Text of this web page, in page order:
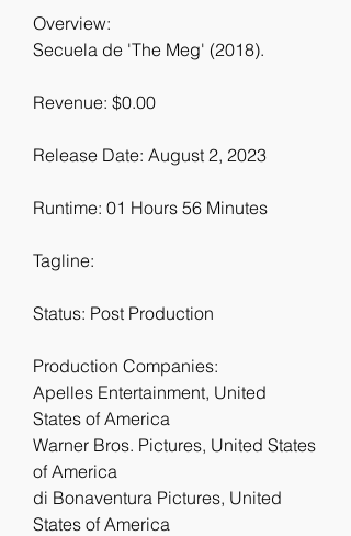
Overview:
Secuela de 'The Meg' (2018).
Revenue: $0.00
Release Date: August 2, 2023
Runtime: 01 Hours 56 Minutes
Tagline:
Status: Post Production
Production Companies:
Apelles Entertainment, United
States of America
Warner Bros. Pictures, United States
of America
di Bonaventura Pictures, United
States of America